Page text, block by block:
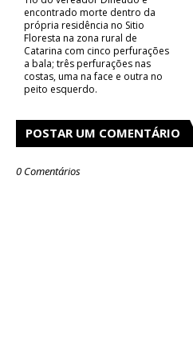
encontrado morte dentro da
própria residência no Sitio
Floresta na zona rural de
Catarina com cinco perfurações
a bala; três perfurações nas
costas, uma na face e outra no
peito esquerdo.
POSTAR UM COMENTÁRIO
0 Comentários